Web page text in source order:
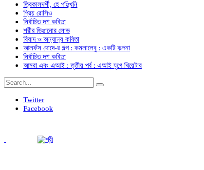
ত্রিকালদর্শী, হে পঙ্খিনি
প্রিয় রোসিও
নির্বাচিত দশ কবিতা
শরীর ডিঙানোর লোভ
বিষাদ ও অন্যান্য কবিতা
আলফঁস দোদে-র গল্প : কমলালেবু : একটি কল্পনা
নির্বাচিত দশ কবিতা
আমরা এবং এআই : তৃতীয় পর্ব : এআই যুগে থিয়েটার
Twitter
Facebook